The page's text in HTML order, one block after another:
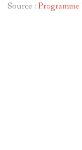
Source :